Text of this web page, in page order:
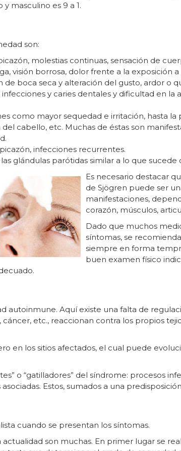
masculino es 9 a 1.
son:
molestias continuas, sensación de
visión borrosa, dolor frente a la exposición a
de boca seca y alteración del gusto, ardor o
y caries dentales y dificultad en la
como mayor sequedad e irritación, hasta la
cabello, etc. Muchas de éstas son
infecciones recurrentes.
glándulas parótidas similar a lo que sucede
Es necesario destacar
de Sjögren puede ser
manifestaciones,
corazón, músculos,
Dado que muchos
síntomas, se
siempre en forma
buen examen físico
autoinmune. Aquí existe una falta de
etc., reaccionan contra los propios
en los sitios afectados, el cual puede
o “gatilladores” del síndrome: procesos
Estos, sumados a una
cuando se presentan los síntomas.
son muchas. En primer lugar se